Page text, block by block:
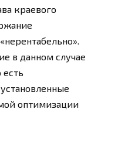
краевого
в данном случае
оптимизации